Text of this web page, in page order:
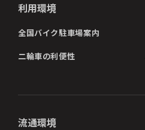
利用環境
全国バイク駐車場案内
二輪車の利便性
流通環境